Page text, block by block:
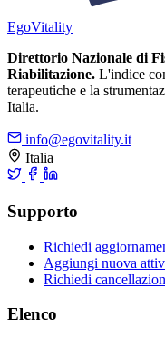
EgoVitality
Direttorio Nazionale di
Riabilitazione. L'indice
terapeutiche e la
Italia.
info@egovitality.it
Italia
Supporto
Richiedi
Aggiungi nuova
Richiedi
Elenco